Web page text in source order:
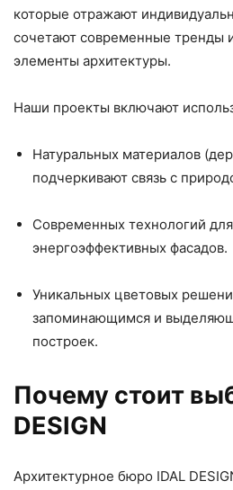
которые отражают
сочетают современные тренды
элементы архитектуры.
Наши проекты включают
Натуральных материалов
подчеркивают связь с
Современных технологий
энергоэффективных фасадов.
Уникальных цветовых
запоминающимся и
построек.
Почему стоит
DESIGN
Архитектурное бюро IDAL